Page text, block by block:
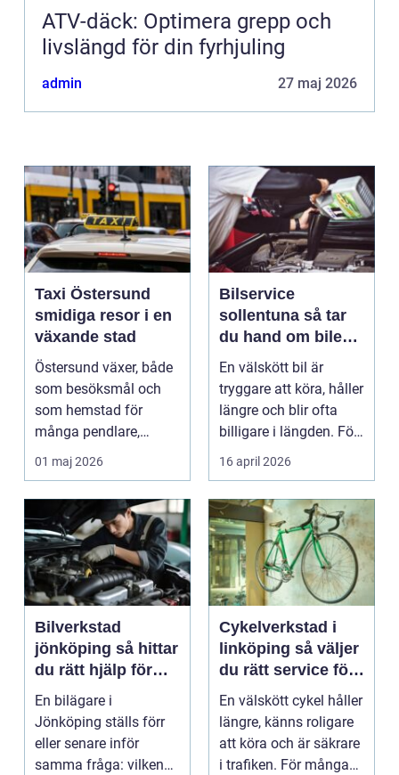
ATV-däck: Optimera grepp och
livslängd för din fyrhjuling
admin 27 maj 2026
Taxi Östersund
smidiga resor i en
växande stad
Östersund växer, både
som besöksmål och
som hemstad för
många pendlare,
studenter och
företagare. En...
01 maj 2026
Bilservice
sollentuna så tar
du hand om bilen
på ett smart sätt
En välskött bil är
tryggare att köra, håller
längre och blir ofta
billigare i längden. För
många bil...
16 april 2026
Bilverkstad
jönköping så hittar
du rätt hjälp för
bilen
En bilägare i
Jönköping ställs förr
eller senare inför
samma fråga: vilken
Cykelverkstad i
linköping så väljer
du rätt service för
din cykel
En välskött cykel håller
längre, känns roligare
att köra och är säkrare
i trafiken. För många